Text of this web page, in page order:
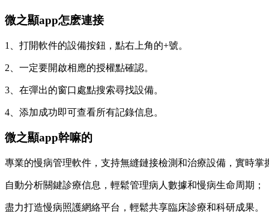
微之顯app怎麽連接
1、打開軟件的設備按鈕，點右上角的+號。
2、一定要開啟相應的授權點確認。
3、在彈出的窗口處點搜索尋找設備。
4、添加成功即可查看所有記錄信息。
微之顯app幹嘛的
專業的慢病管理軟件，支持無縫鏈接檢測和治療設備，實時掌
自動分析關鍵診療信息，輕鬆管理病人數據和慢病生命周期；
盡力打造慢病照護網絡平台，輕鬆共享臨床診療和科研成果。